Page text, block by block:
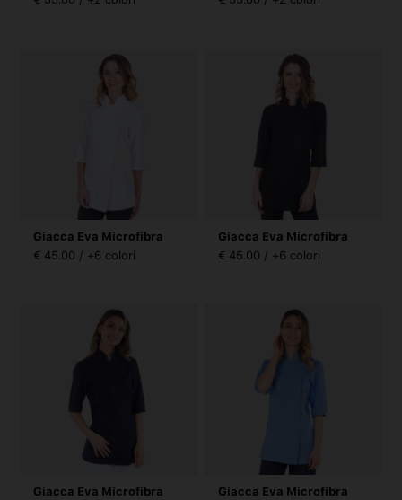
Giacca Eva Microfibra
€ 45.00 / +6 colori
Giacca Eva Microfibra
€ 45.00 / +6 colori
Giacca Eva Microfibra
Giacca Eva Microfibra